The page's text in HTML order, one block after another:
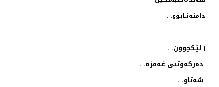
دامنه‌نـابوو. .
( لێـكچوون. .
ده‌ركه‌وتـنی غه‌مزه‌. .
شه‌تاو. .